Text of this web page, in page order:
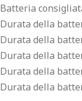
Batteria
Durata della
Durata della
Durata della
Durata della
Durata della